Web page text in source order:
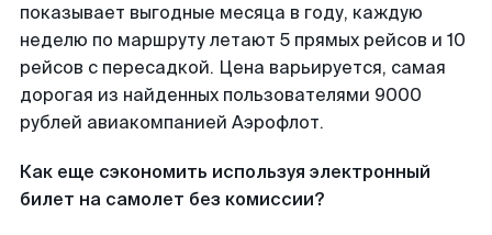
показывает выгодные месяца в году, каждую
неделю по маршруту летают 5 прямых рейсов и 10
рейсов с пересадкой. Цена варьируется, самая
дорогая из найденных пользователями 9000
рублей авиакомпанией Аэрофлот.
Как еще сэкономить используя электронный
билет на самолет без комиссии?